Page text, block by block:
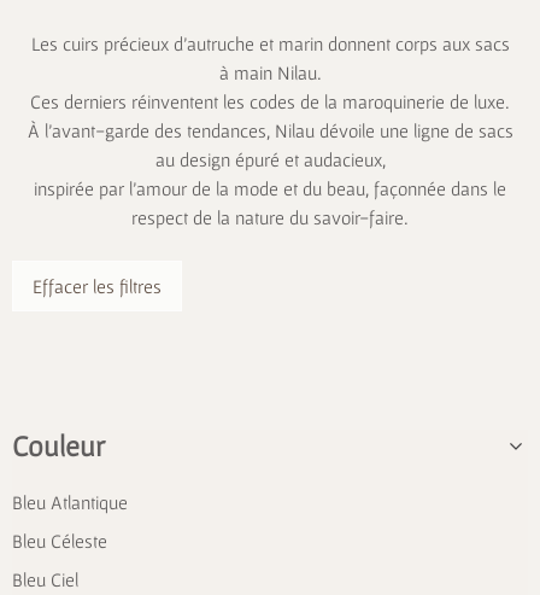
Les cuirs précieux d’autruche et marin donnent corps aux sacs
à main Nilau.
Ces derniers réinventent les codes de la maroquinerie de luxe.
À l’avant-garde des tendances, Nilau dévoile une ligne de sacs
au design épuré et audacieux,
inspirée par l’amour de la mode et du beau, façonnée dans le
respect de la nature du savoir-faire.
Effacer les filtres
Couleur
Bleu Atlantique
Bleu Céleste
Bleu Ciel